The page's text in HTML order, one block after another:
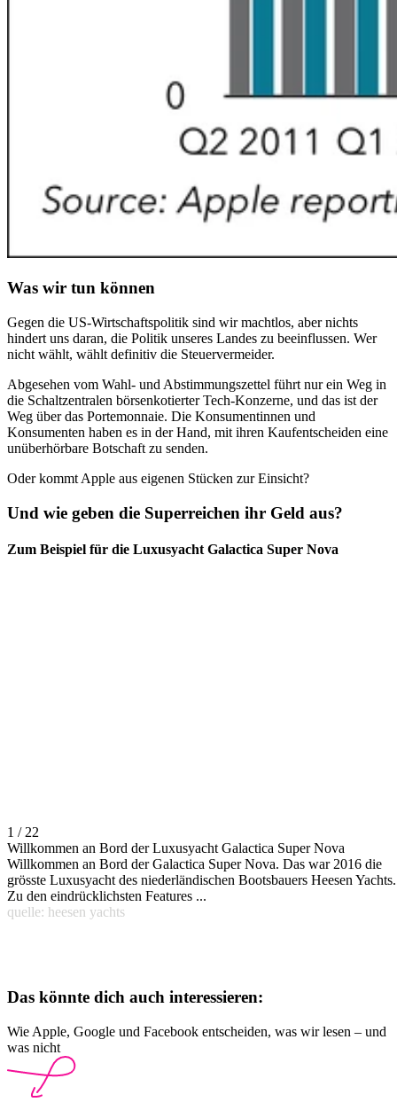
Was wir tun können
Gegen die US-Wirtschaftspolitik sind wir machtlos, aber nichts
hindert uns daran, die Politik unseres Landes zu beeinflussen. Wer
nicht wählt, wählt definitiv die Steuervermeider.
Abgesehen vom Wahl- und Abstimmungszettel führt nur ein Weg in
die Schaltzentralen börsenkotierter Tech-Konzerne, und das ist der
Weg über das Portemonnaie. Die Konsumentinnen und
Konsumenten haben es in der Hand, mit ihren Kaufentscheiden eine
unüberhörbare Botschaft zu senden.
Oder kommt Apple aus eigenen Stücken zur Einsicht?
Und wie geben die Superreichen ihr Geld aus?
Zum Beispiel für die Luxusyacht Galactica Super Nova
1 / 22
Willkommen an Bord der Luxusyacht Galactica Super Nova
Willkommen an Bord der Galactica Super Nova. Das war 2016 die
grösste Luxusyacht des niederländischen Bootsbauers Heesen Yachts.
Zu den eindrücklichsten Features ...
quelle: heesen yachts
Das könnte dich auch interessieren:
Wie Apple, Google und Facebook entscheiden, was wir lesen – und
was nicht